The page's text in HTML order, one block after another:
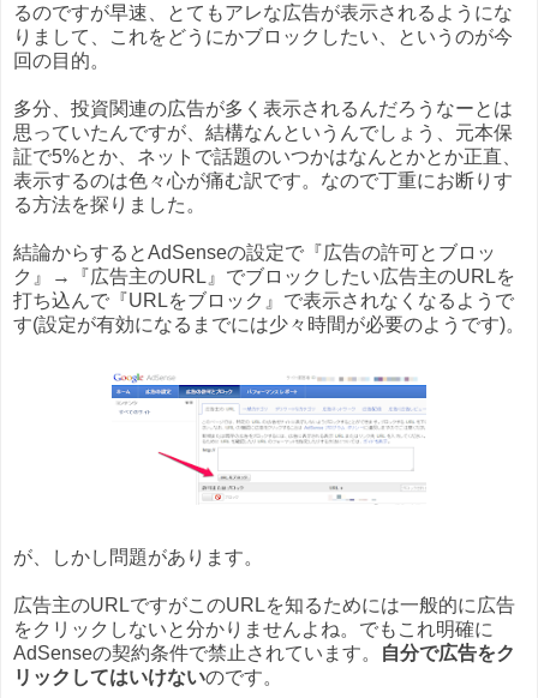
るのですが早速、とてもアレな広告が表示されるようにな
りまして、これをどうにかブロックしたい、というのが今
回の目的。
多分、投資関連の広告が多く表示されるんだろうなーとは
思っていたんですが、結構なんというんでしょう、元本保
証で5%とか、ネットで話題のいつかはなんとかとか正直、
表示するのは色々心が痛む訳です。なので丁重にお断りす
る方法を探りました。
結論からするとAdSenseの設定で『広告の許可とブロッ
ク』→『広告主のURL』でブロックしたい広告主のURLを
打ち込んで『URLをブロック』で表示されなくなるようで
す(設定が有効になるまでには少々時間が必要のようです)。
が、しかし問題があります。
広告主のURLですがこのURLを知るためには一般的に広告
をクリックしないと分かりませんよね。でもこれ明確に
AdSenseの契約条件で禁止されています。
自分で広告をク
リックしてはいけないのです。